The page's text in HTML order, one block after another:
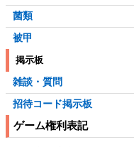
菌類
被甲
掲示板
雑談・質問
招待コード掲示板
ゲーム権利表記